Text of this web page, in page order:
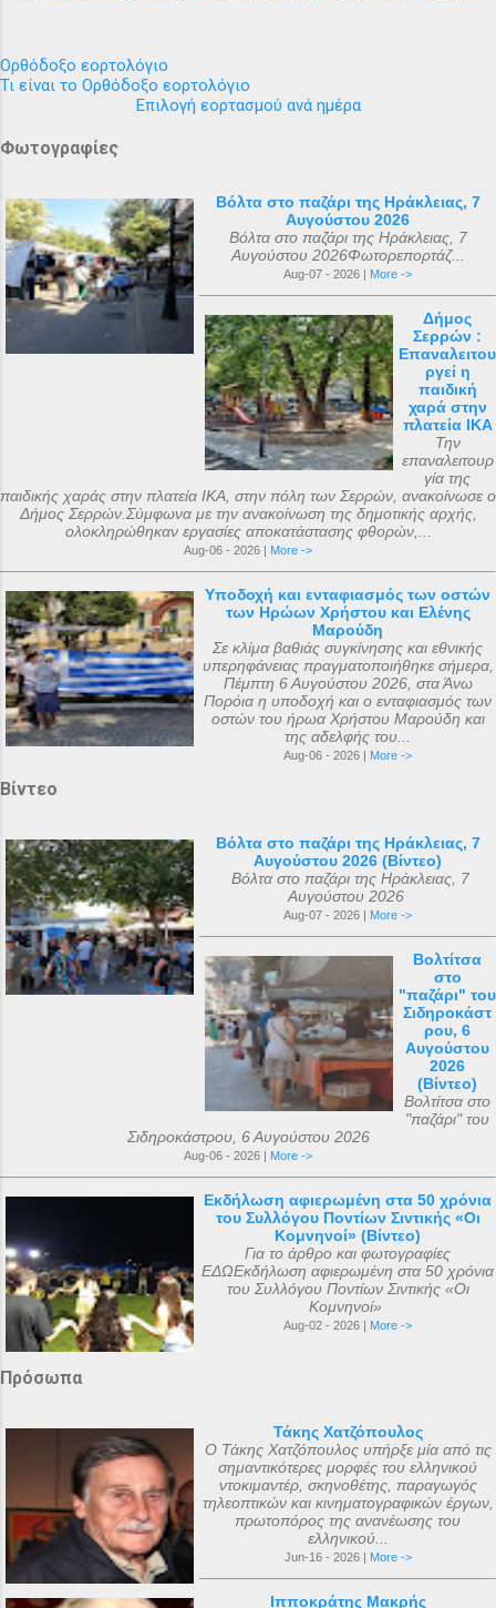
Ορθόδοξο εορτολόγιο
Τι είναι το Ορθόδοξο εορτολόγιο
Επιλογή εορτασμού ανά ημέρα
Φωτογραφίες
Βόλτα στο παζάρι της Ηράκλειας, 7
Αυγούστου 2026
Βόλτα στο παζάρι της Ηράκλειας, 7
Αυγούστου 2026Φωτορεπορτάζ...
Aug-07 - 2026 | More ->
Δήμος
Σερρών :
Επαναλειτου
ργεί η
παιδική
χαρά στην
πλατεία ΙΚΑ
Την
επαναλειτουρ
γία της
παιδικής χαράς στην πλατεία ΙΚΑ, στην πόλη των Σερρών, ανακοίνωσε ο
Δήμος Σερρών.Σύμφωνα με την ανακοίνωση της δημοτικής αρχής,
ολοκληρώθηκαν εργασίες αποκατάστασης φθορών,...
Aug-06 - 2026 | More ->
Υποδοχή και ενταφιασμός των οστών
των Ηρώων Χρήστου και Ελένης
Μαρούδη
Σε κλίμα βαθιάς συγκίνησης και εθνικής
υπερηφάνειας πραγματοποιήθηκε σήμερα,
Πέμπτη 6 Αυγούστου 2026, στα Άνω
Πορόια η υποδοχή και ο ενταφιασμός των
οστών του ήρωα Χρήστου Μαρούδη και
της αδελφής του...
Aug-06 - 2026 | More ->
Βίντεο
Βόλτα στο παζάρι της Ηράκλειας, 7
Αυγούστου 2026 (Βίντεο)
Βόλτα στο παζάρι της Ηράκλειας, 7
Αυγούστου 2026
Aug-07 - 2026 | More ->
Βολτίτσα
στο
"παζάρι" του
Σιδηροκάστ
ρου, 6
Αυγούστου
2026
(Βίντεο)
Βολτίτσα στο
"παζάρι" του
Σιδηροκάστρου, 6 Αυγούστου 2026
Aug-06 - 2026 | More ->
Εκδήλωση αφιερωμένη στα 50 χρόνια
του Συλλόγου Ποντίων Σιντικής «Οι
Κομνηνοί» (Βίντεο)
Για το άρθρο και φωτογραφίες
ΕΔΩΕκδήλωση αφιερωμένη στα 50 χρόνια
του Συλλόγου Ποντίων Σιντικής «Οι
Κομνηνοί»
Aug-02 - 2026 | More ->
Πρόσωπα
Τάκης Χατζόπουλος
Ο Τάκης Χατζόπουλος υπήρξε μία από τις
σημαντικότερες μορφές του ελληνικού
ντοκιμαντέρ, σκηνοθέτης, παραγωγός
τηλεοπτικών και κινηματογραφικών έργων,
πρωτοπόρος της ανανέωσης του
ελληνικού...
Jun-16 - 2026 | More ->
Ιπποκράτης Μακρής